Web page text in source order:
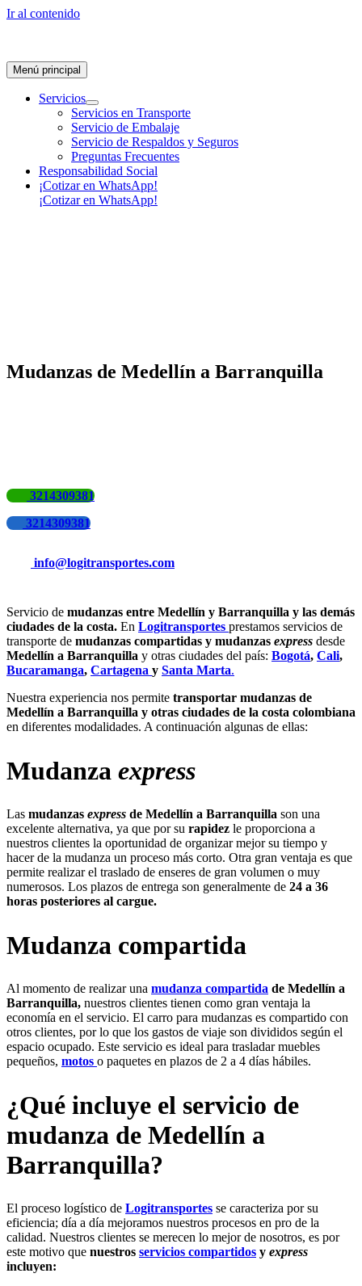
Ir al contenido
Menú principal
Servicios
Servicios en Transporte
Servicio de Embalaje
Servicio de Respaldos y Seguros
Preguntas Frecuentes
Responsabilidad Social
¡Cotizar en WhatsApp!
¡Cotizar en WhatsApp!
Mudanzas de Medellín a Barranquilla
3214309381
3214309381
info@logitransportes.com
Servicio de mudanzas entre Medellín y Barranquilla y las demás
ciudades de la costa. En Logitransportes prestamos servicios de
transporte de mudanzas compartidas y mudanzas express desde
Medellín a Barranquilla y otras ciudades del país: Bogotá, Cali,
Bucaramanga, Cartagena y Santa Marta.
Nuestra experiencia nos permite transportar mudanzas de
Medellín a Barranquilla y otras ciudades de la costa colombiana
en diferentes modalidades. A continuación algunas de ellas:
Mudanza express
Las mudanzas express de Medellín a Barranquilla son una
excelente alternativa, ya que por su rapidez le proporciona a
nuestros clientes la oportunidad de organizar mejor su tiempo y
hacer de la mudanza un proceso más corto. Otra gran ventaja es que
permite realizar el traslado de enseres de gran volumen o muy
numerosos. Los plazos de entrega son generalmente de 24 a 36
horas posteriores al cargue.
Mudanza compartida
Al momento de realizar una mudanza compartida de Medellín a
Barranquilla, nuestros clientes tienen como gran ventaja la
economía en el servicio. El carro para mudanzas es compartido con
otros clientes, por lo que los gastos de viaje son divididos según el
espacio ocupado. Este servicio es ideal para trasladar muebles
pequeños, motos o paquetes en plazos de 2 a 4 días hábiles.
¿Qué incluye el servicio de
mudanza de Medellín a
Barranquilla?
El proceso logístico de Logitransportes se caracteriza por su
eficiencia; día a día mejoramos nuestros procesos en pro de la
calidad. Nuestros clientes se merecen lo mejor de nosotros, es por
este motivo que nuestros servicios compartidos y express
incluyen: